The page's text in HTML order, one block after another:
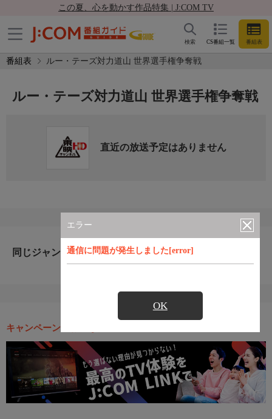
この夏、心を動かす作品特集 | J:COM TV
CS番組一覧 番組表
検索
番組表 ルー・テーズ対力道山 世界選手権争奪戦
エラー
通信に問題が発生しました[error]
OK
ルー・テーズ対力道山 世界選手権争奪戦
直近の放送予定はありません
同じジャンルのおすすめ番組
キャンペーン・お得な情報